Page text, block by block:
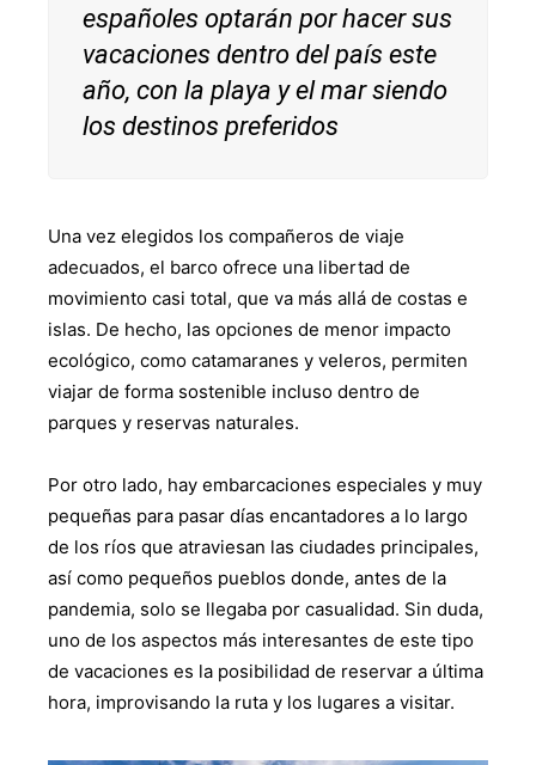
españoles optarán por hacer sus
vacaciones dentro del país este
año, con la playa y el mar siendo
los destinos preferidos
Una vez elegidos los compañeros de viaje
adecuados, el barco ofrece una libertad de
movimiento casi total, que va más allá de costas e
islas. De hecho, las opciones de menor impacto
ecológico, como catamaranes y veleros, permiten
viajar de forma sostenible incluso dentro de
parques y reservas naturales.
Por otro lado, hay embarcaciones especiales y muy
pequeñas para pasar días encantadores a lo largo
de los ríos que atraviesan las ciudades principales,
así como pequeños pueblos donde, antes de la
pandemia, solo se llegaba por casualidad. Sin duda,
uno de los aspectos más interesantes de este tipo
de vacaciones es la posibilidad de reservar a última
hora, improvisando la ruta y los lugares a visitar.